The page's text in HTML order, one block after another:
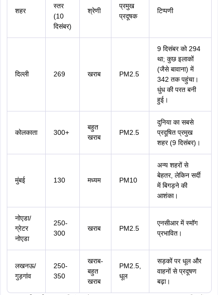
शहर
स्तर
(10
दिसंबर)
श्रेणी
प्रमुख
प्रदूषक
टिप्पणी
दिल्ली 269 खराब PM2.5
9 दिसंबर को 294
था; कुछ इलाकों
(जैसे बावाना) में
342 तक पहुंचा।
धुंध की परत बनी
हुई।
कोलकाता 300+
बहुत
खराब
PM2.5
दुनिया का सबसे
प्रदूषित प्रमुख
शहर (9 दिसंबर)।
मुंबई 130 मध्यम PM10
अन्य शहरों से
बेहतर, लेकिन सर्दी
में बिगड़ने की
आशंका।
नोएडा/
ग्रेटर
नोएडा
250-
300
खराब PM2.5
एनसीआर में स्मॉग
प्रभावित।
लखनऊ/
गुड़गांव
250-
350
खराब-
बहुत
खराब
PM2.5,
धूल
सड़कों पर धूल और
वाहनों से प्रदूषण
बढ़ा।